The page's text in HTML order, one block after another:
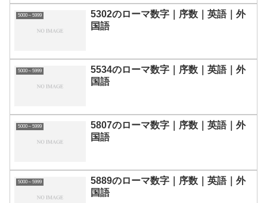
5000～5999
5302のローマ数字｜序数｜英語｜外
国語
5000～5999
5534のローマ数字｜序数｜英語｜外
国語
5000～5999
5807のローマ数字｜序数｜英語｜外
国語
5000～5999
5889のローマ数字｜序数｜英語｜外
国語